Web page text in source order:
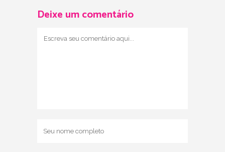
Deixe um comentário